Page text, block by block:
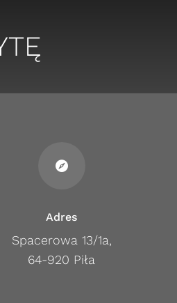

Adres
Spacerowa 13/1a,
64-920 Piła